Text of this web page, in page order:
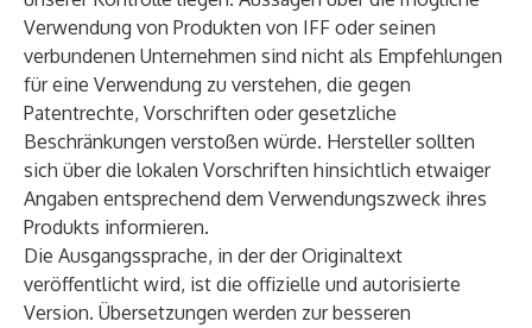
Verwendung von Produkten von IFF oder seinen
verbundenen Unternehmen sind nicht als Empfehlungen
für eine Verwendung zu verstehen, die gegen
Patentrechte, Vorschriften oder gesetzliche
Beschränkungen verstoßen würde. Hersteller sollten
sich über die lokalen Vorschriften hinsichtlich etwaiger
Angaben entsprechend dem Verwendungszweck ihres
Produkts informieren.
Die Ausgangssprache, in der der Originaltext
veröffentlicht wird, ist die offizielle und autorisierte
Version. Übersetzungen werden zur besseren